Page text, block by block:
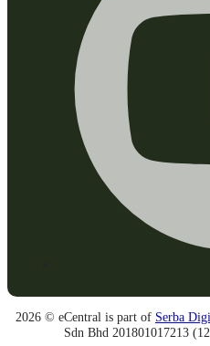
2026 © eCentral is part of Serba
Sdn Bhd 201801017213